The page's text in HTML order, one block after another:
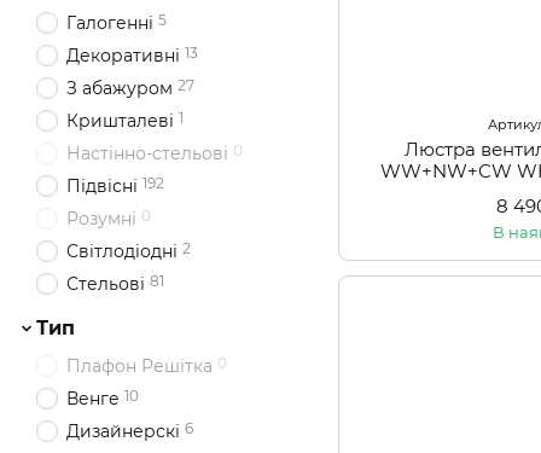
Люстра
WW+NW+CW
8
В
Галогенні 5
Декоративні 13
З абажуром 27
Кришталеві 1
Настінно-стельові 0
Підвісні 192
Розумні 0
Світлодіодні 2
Стельові 81
Тип
Плафон Решітка 0
Венге 10
Дизайнерскі 6